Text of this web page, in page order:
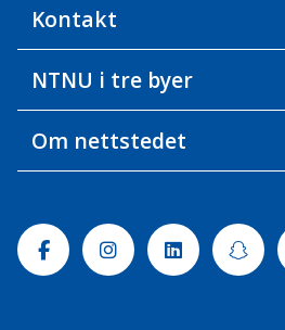
Kontakt
NTNU i tre byer
Om nettstedet
FacebookInstagramLinkedin